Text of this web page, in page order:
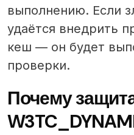
выполнению. Если
удаётся внедрить
кеш — он будет
проверки.
Почему